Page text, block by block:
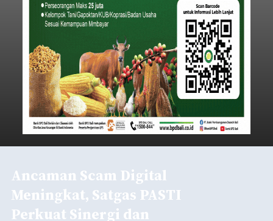
Ancaman Scam Digital
Meningkat, Satgas PASTI
Perkuat Sinergi dan